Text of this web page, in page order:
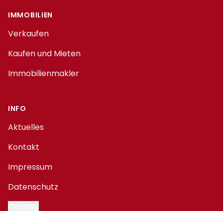
IMMOBILIEN
Verkaufen
Kaufen und Mieten
Immobilienmakler
INFO
Aktuelles
Kontakt
Impressum
Datenschutz